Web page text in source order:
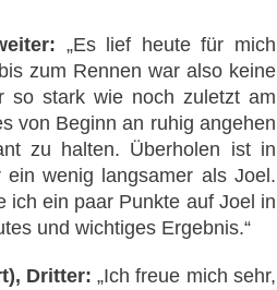
„Es lief heute für mich
zum Rennen war also keine
so stark wie noch zuletzt am
von Beginn an ruhig angehen
zu halten. Überholen ist in
wenig langsamer als Joel.
ich ein paar Punkte auf Joel in
und wichtiges Ergebnis.“
Dritter:„Ich freue mich sehr,